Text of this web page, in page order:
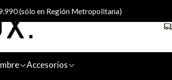
Accesorios
(sólo en Región Metropolitana)